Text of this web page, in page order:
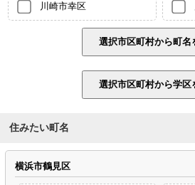
川崎市幸区
住みたい町名
横浜市鶴見区